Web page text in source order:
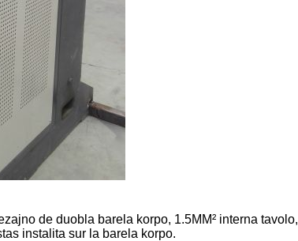
de duobla barela korpo, 1.5MM² interna tavolo,
instalita sur la barela korpo.